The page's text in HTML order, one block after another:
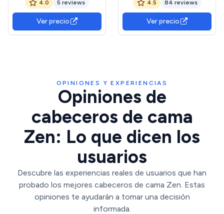
Mate y Sahara Mueble
220x50cm
4.0 5 reviews
Ver precio
Matrimonio, Modelo Enzo,
Acabado en Roble Nodi y
Gris Antracita, Medidas:
160cm (Ancho) x 60 cm
4.5 84 reviews
Ver precio
OPINIONES Y EXPERIENCIAS
Opiniones de
cabeceros de cama
Zen: Lo que dicen los
usuarios
Descubre las experiencias reales de usuarios que han
probado los mejores cabeceros de cama Zen. Estas
opiniones te ayudarán a tomar una decisión
informada.